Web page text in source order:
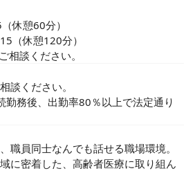
休憩60分）
（休憩120分）
談ください。
談ください。
勤務後、出勤率80％以上で法定通り
職員同士なんでも話せる職場環境。
に密着した、高齢者医療に取り組ん